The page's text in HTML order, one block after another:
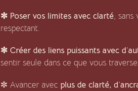
✼ Poser vos limites avec clarté, sans
respectant.
✼ Créer des liens puissants avec d’
sentir seule dans ce que vous
✼ Avancer avec plus de clarté, d’